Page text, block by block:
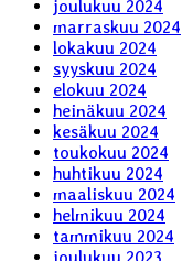
joulukuu 2024
marraskuu 2024
lokakuu 2024
syyskuu 2024
elokuu 2024
heinäkuu 2024
kesäkuu 2024
toukokuu 2024
huhtikuu 2024
maaliskuu 2024
helmikuu 2024
tammikuu 2024
joulukuu 2023